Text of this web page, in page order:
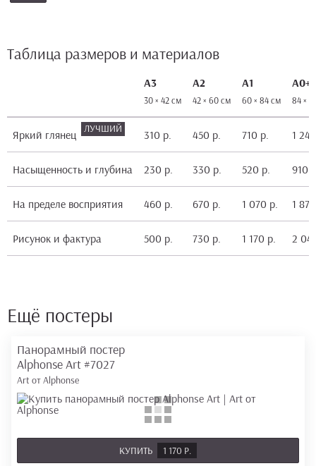
Таблица размеров и материалов
А3
30 × 42 см
А2
42 × 60 см
А1
60 × 84 см
А0+
84 ×
Яркий глянец 310 р. 450 р. 710 р. 1
Насыщенность и глубина 230 р. 330 р. 520 р. 910
На пределе восприятия 460 р. 670 р. 1 070 р. 1
Рисунок и фактура 500 р. 730 р. 1 170 р. 2
Ещё постеры
Панорамный постер
Alphonse Art #7027
Art от Alphonse
КУПИТЬ 1 170 Р.